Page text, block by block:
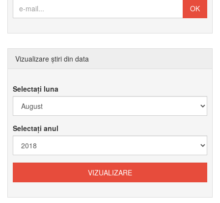
Vizualizare știri din data
Selectați luna
Selectați anul